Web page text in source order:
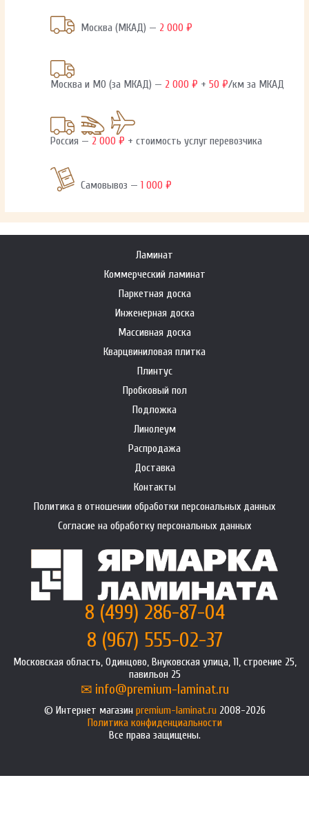
Москва (МКАД) — 2 000 ₽
Москва и МО (за МКАД) — 2 000 ₽ +50 ₽/км за МКАД
Россия — 2 000 ₽ + стоимость услуг перевозчика
Самовывоз —1 000 ₽
Ламинат
Коммерческий ламинат
Паркетная доска
Инженерная доска
Массивная доска
Кварцвиниловая плитка
Плинтус
Пробковый пол
Подложка
Линолеум
Распродажа
Доставка
Контакты
Политика в отношении обработки персональных данных
Согласие на обработку персональных данных
8 (499) 286-87-04
8 (967) 555-02-37
Московская область, Одинцово, Внуковская улица, 11, строение 25,
павильон 25
info@premium-laminat.ru
Интернет магазин premium-laminat.ru2008-2026
Политика конфиденциальности
Все права защищены.